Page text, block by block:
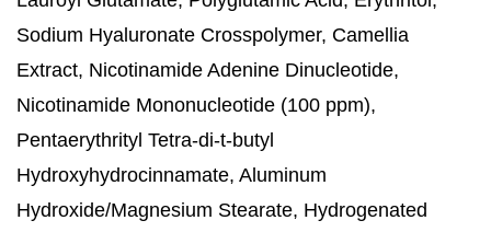
Sodium Hyaluronate Crosspolymer, Camellia
Extract, Nicotinamide Adenine Dinucleotide,
Nicotinamide Mononucleotide (100 ppm),
Pentaerythrityl Tetra-di-t-butyl
Hydroxyhydrocinnamate, Aluminum
Hydroxide/Magnesium Stearate, Hydrogenated